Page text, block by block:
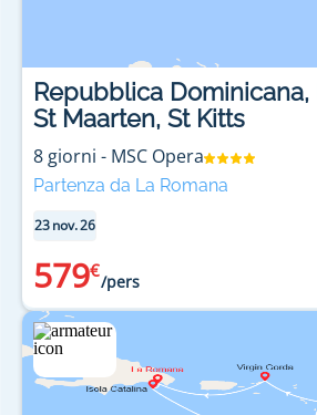
Repubblica Dominicana,
St Maarten, St Kitts
8 giorni - MSC Opera
Partenza da La Romana
23 nov. 26
579€
/pers